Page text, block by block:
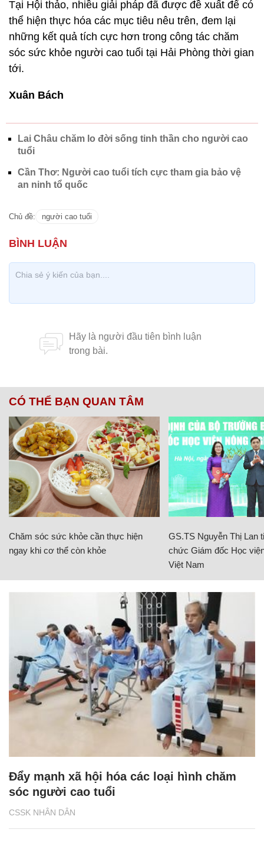
Tại Hội thảo, nhiều giải pháp đã được đề xuất để có
thể hiện thực hóa các mục tiêu nêu trên, đem lại
những kết quả tích cực hơn trong công tác chăm
sóc sức khỏe người cao tuổi tại Hải Phòng thời gian
tới.
Xuân Bách
Lai Châu chăm lo đời sống tinh thần cho người cao
tuổi
Cần Thơ: Người cao tuổi tích cực tham gia bảo vệ
an ninh tổ quốc
Chủ đề: người cao tuổi
CÓ THỂ BẠN QUAN TÂM
Chăm sóc sức khỏe cần thực hiện
ngay khi cơ thể còn khỏe
GS.TS Nguyễn Thị Lan
chức Giám đốc Học
Việt Nam
CSSK NHÂN DÂN
Đẩy mạnh xã hội hóa các loại hình chăm
sóc người cao tuổi